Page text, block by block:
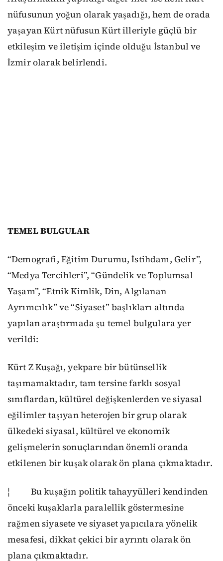
nüfusunun yoğun olarak yaşadığı, hem de orada
yaşayan Kürt nüfusun Kürt illeriyle güçlü bir
etkileşim ve iletişim içinde olduğu İstanbul ve
İzmir olarak belirlendi.
TEMEL BULGULAR
“Demografi, Eğitim Durumu, İstihdam, Gelir”,
“Medya Tercihleri”, “Gündelik ve Toplumsal
Yaşam”, “Etnik Kimlik, Din, Algılanan
Ayrımcılık” ve “Siyaset” başlıkları altında
yapılan araştırmada şu temel bulgulara yer
verildi:
Kürt Z Kuşağı, yekpare bir bütünsellik
taşımamaktadır, tam tersine farklı sosyal
sınıflardan, kültürel değişkenlerden ve siyasal
eğilimler taşıyan heterojen bir grup olarak
ülkedeki siyasal, kültürel ve ekonomik
gelişmelerin sonuçlarından önemli oranda
etkilenen bir kuşak olarak ön plana çıkmaktadır.
¦ Bu kuşağın politik tahayyülleri kendinden
önceki kuşaklarla paralellik göstermesine
rağmen siyasete ve siyaset yapıcılara yönelik
mesafesi, dikkat çekici bir ayrıntı olarak ön
plana çıkmaktadır.